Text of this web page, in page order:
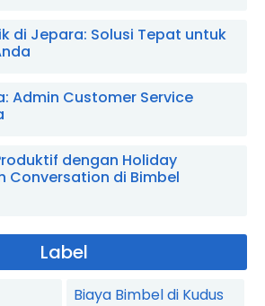
di Jepara: Solusi Tepat untuk
Admin Customer Service
dengan Holiday
Conversation di Bimbel
Label
Biaya Bimbel di Kudus